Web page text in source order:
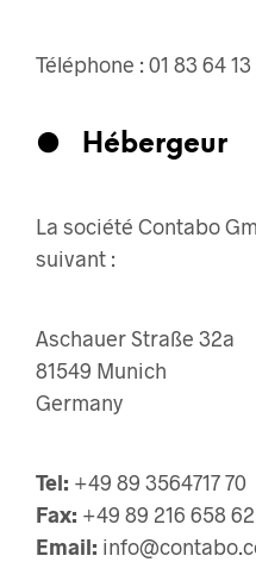
Téléphone : 01 83 64 13
● Hébergeur
La société Contabo
suivant :
Aschauer Straße 32a
81549 Munich
Germany
Tel: +49 89 3564717 70
Fax: +49 89 216 658 62
Email: